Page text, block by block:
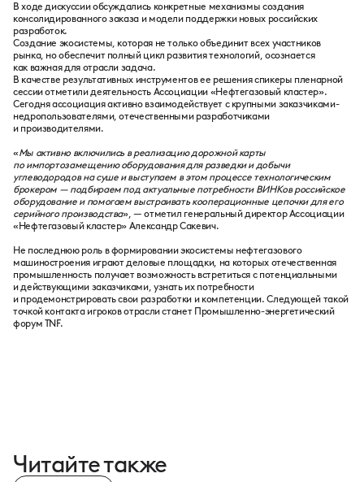
В ходе дискуссии обсуждались конкретные механизмы создания
консолидированного заказа и модели поддержки новых российских
разработок.
Создание экосистемы, которая не только объединит всех участников
рынка, но обеспечит полный цикл развития технологий, осознается
как важная для отрасли задача.
В качестве результативных инструментов ее решения спикеры пленарной
сессии отметили деятельность Ассоциации «Нефтегазовый кластер».
Сегодня ассоциация активно взаимодействует с крупными заказчиками-
недропользователями, отечественными разработчиками
и производителями.
«Мы активно включились в реализацию дорожной карты
по импортозамещению оборудования для разведки и добычи
углеводородов на суше и выступаем в этом процессе технологическим
брокером — подбираем под актуальные потребности ВИНКов российское
оборудование и помогаем выстраивать кооперационные цепочки для его
серийного производства», — отметил генеральный директор Ассоциации
«Нефтегазовый кластер» Александр Сакевич.
Не последнюю роль в формировании экосистемы нефтегазового
машиностроения играют деловые площадки, на которых отечественная
промышленность получает возможность встретиться с потенциальными
и действующими заказчиками, узнать их потребности
и продемонстрировать свои разработки и компетенции. Следующей такой
точкой контакта игроков отрасли станет Промышленно-энергетический
форум TNF.
Читайте также